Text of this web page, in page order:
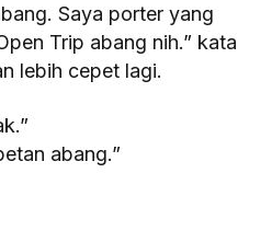
Saya porter yang
Trip abang nih.” kata
lebih cepet lagi.
abang.”